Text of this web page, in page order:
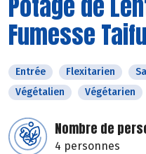
Fumesse
Entrée Flexitarien
Végétalien
Végétarien
Nombre de
4 personnes